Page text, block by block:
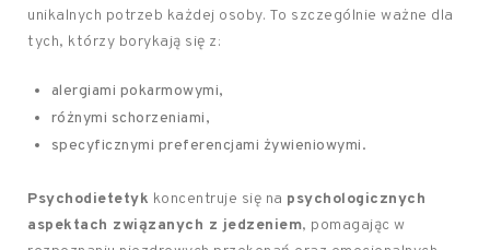
unikalnych potrzeb każdej osoby. To szczególnie ważne dla
tych, którzy borykają się z:
alergiami pokarmowymi,
różnymi schorzeniami,
specyficznymi preferencjami żywieniowymi.
Psychodietetyk koncentruje się na psychologicznych
aspektach związanych z jedzeniem, pomagając w